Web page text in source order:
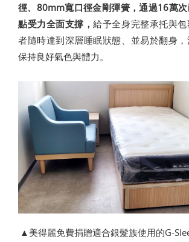
徑、80mm寬口徑金剛彈簧，通過16萬
點受力全面支撐，給予全身完整承托與
者隨時達到深層睡眠狀態、並易於翻身，
保持良好氣色與體力。
▲美得麗免費捐贈適合銀髮族使用的G-